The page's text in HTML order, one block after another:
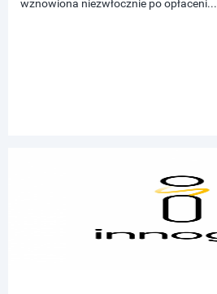
wznowiona niezwłocznie po opłaceni...